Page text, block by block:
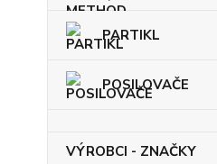
PARTIKL
POSILOVAČE
VÝROBCI - ZNAČKY